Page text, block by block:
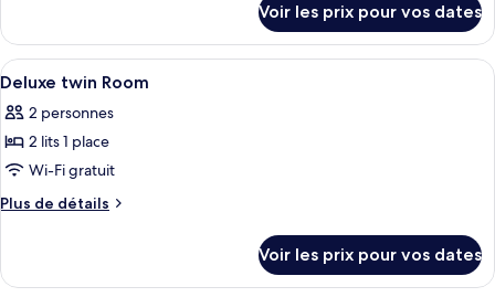
chambre :
Club
Panorama
twin
Room
le
type
de
Club
Panorama
Room
Voir les prix pour vos dates
Afficher
toutes
les
photos
pour
ce
chambre :
Coffres-forts dans les chambres,
4
Deluxe twin Room
2 personnes
2 lits 1 place
Wi-Fi gratuit
Plus de détails
Plus
le
Voir les prix pour vos dates